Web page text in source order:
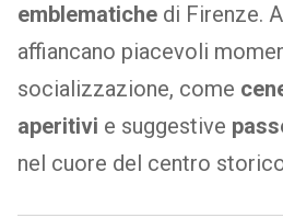
emblematichedi Firenze.
affiancano piacevoli
socializzazione, come
aperitivi e suggestive
nel cuore del centro